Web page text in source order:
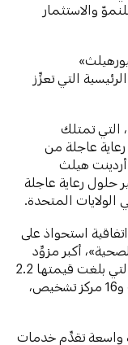
والاستثمار
واصلت «بيورهيلث»
التي تعزِّز
التي تمتلك
أقلية، على 18 عيادة رعاية عاجلة من
هيلث
حلول رعاية عاجلة
المتحدة.
في 27 يناير 2025 عن اتفاقية استحواذ على
أكبر مزوِّد
خاص للرعاية الصحية في اليونان وقبرص، التي بلغت قيمتها 2.2
مليار يورو. وتدير المجموعة 10 مستشفيات و16 مركز تشخيص،
واسعة تقدِّم خدمات